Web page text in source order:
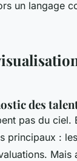
un langage
des
pas du ciel.
principaux :
Mais